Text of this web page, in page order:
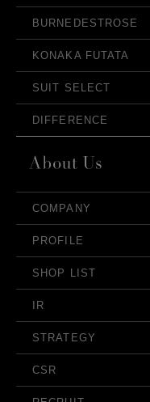
BURNEDESTROSE
KONAKA FUTATA
SUIT SELECT
DIFFERENCE
COMPANY
PROFILE
SHOP LIST
IR
STRATEGY
CSR